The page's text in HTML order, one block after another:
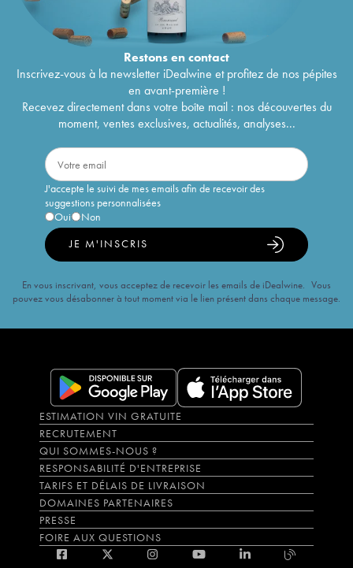
Restons encontact
Inscrivez-vous à la newsletter iDealwine et profitez de nos pépites
en avant-première !
Recevez directement dans votre boîte mail : nos découvertes du
moment, ventes exclusives, actualités, analyses...
J'accepte le suivi de mes emails afin de recevoir des
suggestions personnalisées
Oui
Non
JE M'INSCRIS
En vous inscrivant, vous acceptez de recevoir les emails de iDealwine. Vous
pouvez vous désabonner à tout moment via le lien présent dans chaque message.
ESTIMATION VIN GRATUITE
RECRUTEMENT
QUI SOMMES-NOUS ?
RESPONSABILITÉ D'ENTREPRISE
TARIFS ET DÉLAIS DE LIVRAISON
DOMAINES PARTENAIRES
PRESSE
FOIRE AUX QUESTIONS